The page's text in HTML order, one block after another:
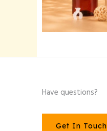
Have questions?
Get In Touch